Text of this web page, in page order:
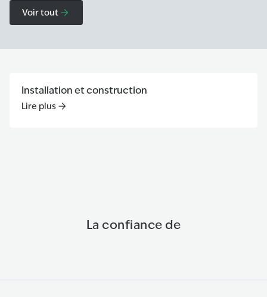
Voir tout
Installation et construction
Lire plus
Lire plus: Installation et construction
La confiance de